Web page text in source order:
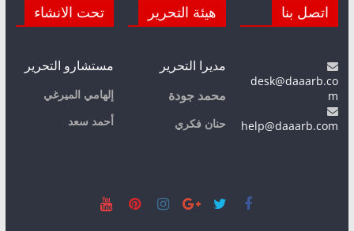
اتصل بنا
desk@daaarb.co
m
help@daaarb.com
هيئة التحرير
مديرا التحرير
محمد جودة
حنان فكري
تحت الانشاء
مستشارو التحرير
إلهامي الميرغي
أحمد سعد